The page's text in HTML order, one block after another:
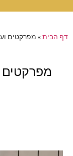
דף הבית» מפרקטים
מפרקטים